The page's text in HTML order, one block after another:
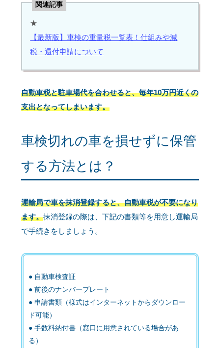
関連記事
★
【最新版】車検の重量税一覧表！仕組みや減
税・還付申請について
自動車税と駐車場代を合わせると、毎年10万円近くの
支出となってしまいます。
車検切れの車を損せずに保管
する方法とは？
運輸局で車を抹消登録すると、自動車税が不要になり
ます。抹消登録の際は、下記の書類等を用意し運輸局
で手続きをしましょう。
自動車検査証
前後のナンバープレート
申請書類（様式はインターネットからダウンロー
ド可能）
手数料納付書（窓口に用意されている場合があ
る）